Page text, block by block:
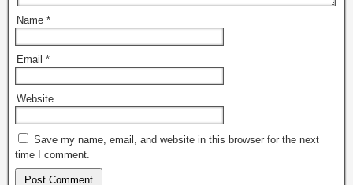
Name *
Email *
Website
Save my name, email, and website in this browser for the next
time I comment.